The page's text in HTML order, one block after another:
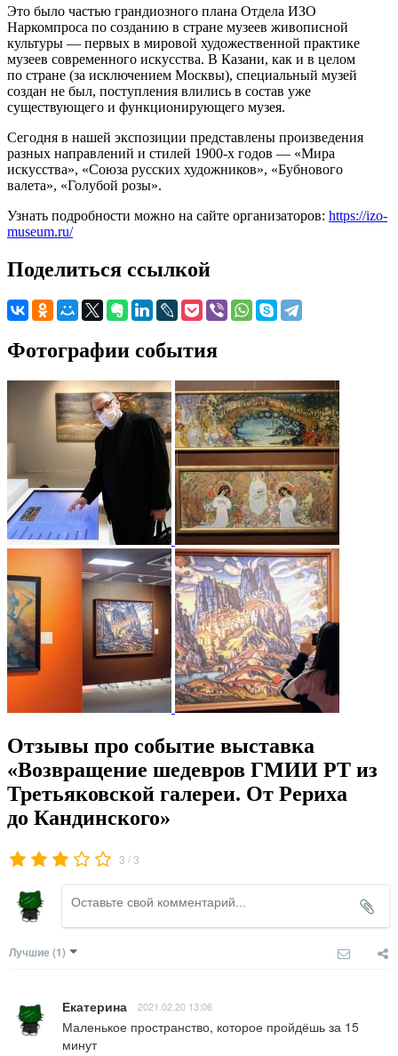
Это было частью грандиозного плана Отдела ИЗО
Наркомпроса по созданию в стране музеев живописной
культуры — первых в мировой художественной практике
музеев современного искусства. В Казани, как и в целом
по стране (за исключением Москвы), специальный музей
создан не был, поступления влились в состав уже
существующего и функционирующего музея.
Сегодня в нашей экспозиции представлены произведения
разных направлений и стилей 1900-х годов — «Мира
искусства», «Союза русских художников», «Бубнового
валета», «Голубой розы».
Узнать подробности можно на сайте организаторов: https://izo-
museum.ru/
Поделиться ссылкой
Фотографии события
Отзывы про событие выставка
«Возвращение шедевров ГМИИ РТ из
Третьяковской галереи. От Рериха
до Кандинского»
3 /3
Лучшие (1)
Екатерина 2021.02.20 13:06
Маленькое пространство, которое пройдёшь за 15
минут